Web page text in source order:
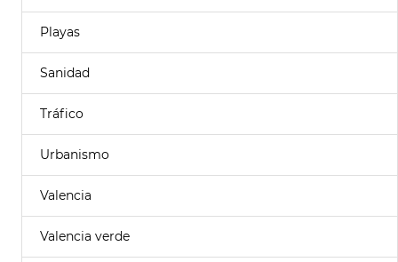
Playas
Sanidad
Tráfico
Urbanismo
Valencia
Valencia verde